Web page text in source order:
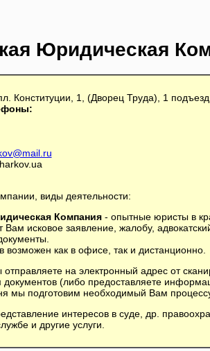
Юридическая
Конституции, 1, (Дворец Труда), 1
виды деятельности:
Компания- опытные юристы в
Вам исковое заявление, жалобу,
возможен как в офисе, так и дистанционно.
на электронный адрес от
(либо предоставляете
мы подготовим необходимый Вам
интересов в суде, др.
и другие услуги.